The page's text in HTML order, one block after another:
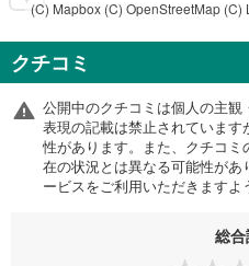
(C) Mapbox (C) OpenStreetMap (C)
クチコミ
公開中のクチコミは個人の主
表現の記載は禁止されていま
性があります。また、クチコ
在の状況とは異なる可能性が
ービスをご利用いただきますよ
総